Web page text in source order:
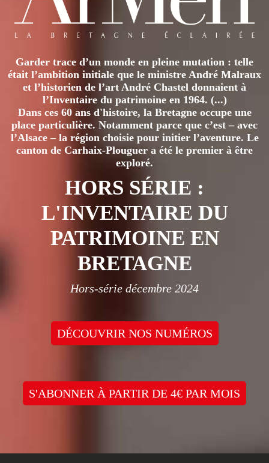
Garder trace d’un monde en pleine mutation : telle
était l’ambition initiale que le ministre André Malraux
et l’historien de l’art André Chastel donnaient à
l’Inventaire du patrimoine en 1964. (...)
Dans ces 60 ans d'histoire, la Bretagne occupe une
place particulière. Notamment parce que c’est – avec
l’Alsace – la région choisie pour initier l’aventure. Le
canton de Carhaix-Plouguer a été le premier à être
exploré.
HORS SÉRIE :
L'INVENTAIRE DU
PATRIMOINE EN
BRETAGNE
Hors-série décembre 2024
DÉCOUVRIR NOS NUMÉROS
S'ABONNER À PARTIR DE 4€ PAR MOIS